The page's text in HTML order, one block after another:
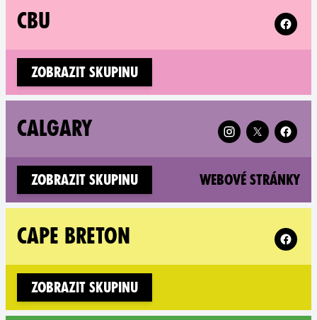
CBU Follow
Zobrazit skupinu
CALGARY Follow XR Calgary
Zobrazit skupinu Webové stránky
CAPE BRETON Follow
Zobrazit skupinu